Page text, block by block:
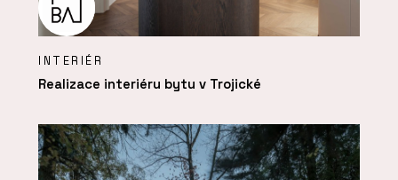
INTERIÉR
Realizace interiéru bytu v Trojické